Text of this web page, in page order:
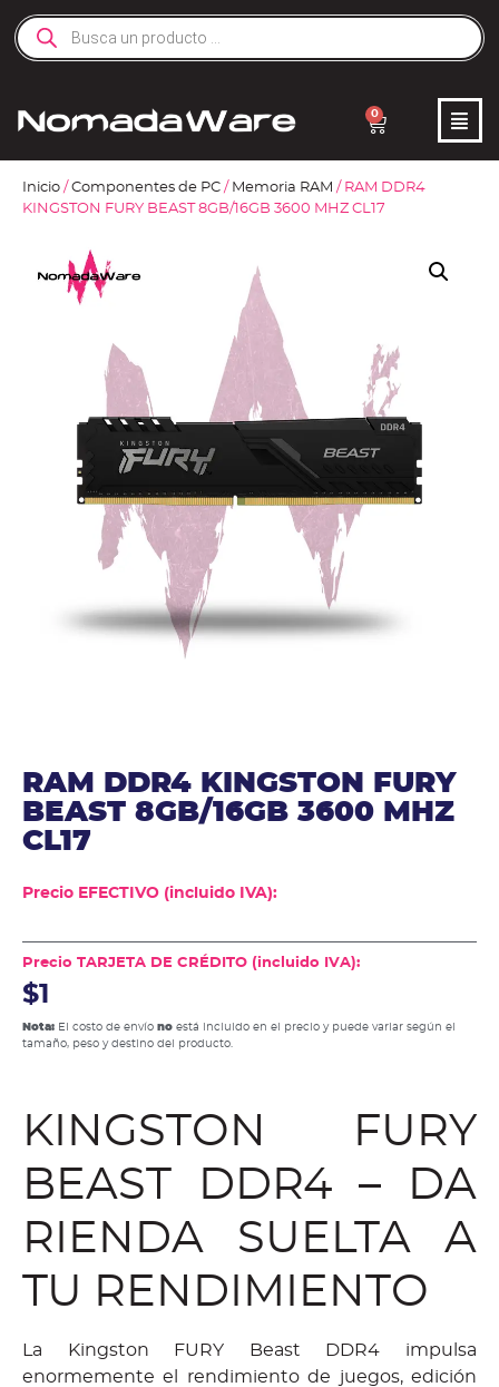
0
Inicio / Componentes de PC / Memoria RAM / RAM DDR4
KINGSTON FURY BEAST 8GB/16GB 3600 MHZ CL17
RAM DDR4 KINGSTON FURY
BEAST 8GB/16GB 3600 MHZ
CL17
Precio EFECTIVO (incluido IVA):
Precio TARJETA DE CRÉDITO (incluido IVA):
$1
Nota: El costo de envío no está incluido en el precio y puede variar según el
tamaño, peso y destino del producto.
KINGSTON FURY
BEAST DDR4 – DA
RIENDA SUELTA A
TU RENDIMIENTO
La Kingston FURY Beast DDR4 impulsa
enormemente el rendimiento de juegos, edición